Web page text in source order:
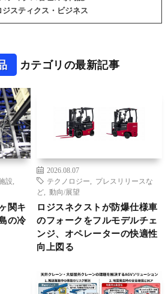
ジスティクス・ビジネス
カテゴリの最新記事
設
関キ
の冷
2026.08.07
テクノロジー
プレスリリースな
ど
動向/展望
ロジスネクストが防爆仕様車
のフォークをフルモデルチェ
ンジ、オペレーターの快適性
向上図る